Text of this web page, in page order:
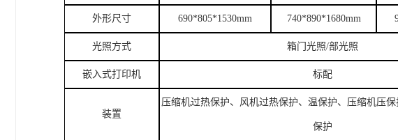
外形尺寸 690*805*1530mm 740*890*1680mm
光照方式 箱门光照/部光照
嵌入式打印机 标配
装置
压缩机过热保护、风机过热保护、温保护、压缩机压
保护